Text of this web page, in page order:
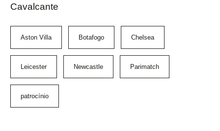
Cavalcante
Aston Villa Botafogo Chelsea
Leicester Newcastle Parimatch
patrocínio